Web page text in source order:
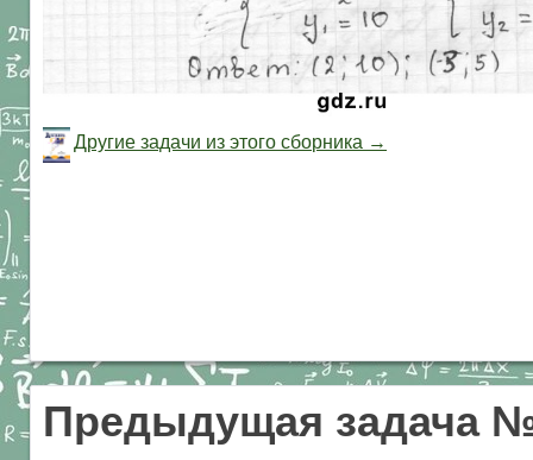
Другие задачи из этого сборника →
Предыдущая задача